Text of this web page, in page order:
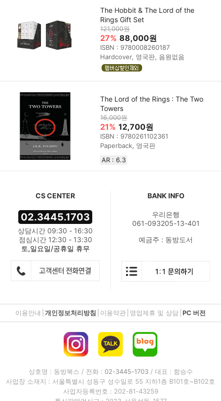
The Hobbit & The Lord of the
Rings Gift Set
121,000원
27% 88,000원
ISBN : 9780008260187
Hardcover, 영국판, 음원없음
The Lord of the Rings : The Two
Towers
16,000원
21% 12,700원
ISBN : 9780261102361
Paperback, 영국판
AR : 6.3
CS CENTER
02.3445.1703
상담시간 09:30 - 16:30
점심시간 12:30 - 13:30
토,일요일/공휴일 휴무
BANK INFO
우리은행
061-093205-13-401
예금주 : 동방도서
이용안내 개인정보처리방침 이용약관 영업제휴 및 상담 PC 버전
상호명 : 동방북스 / 전화 : 02-3445-1703/ 대표 : 함승수
사업장 소재지 : 서울특별시 성동구 성수일로 55 지하1층 B101호~B102호
사업자등록번호 : 202-81-43259